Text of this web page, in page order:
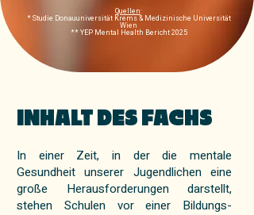
Quellen:
* Studie Donauuniversität Krems & Medizinische Universität
Wien
** YEP Mental Health Bericht 2025
INHALT DES FACHS
In einer Zeit, in der die mentale
Gesundheit unserer Jugendlichen eine
große Herausforderungen darstellt,
stehen Schulen vor einer Bildungs-